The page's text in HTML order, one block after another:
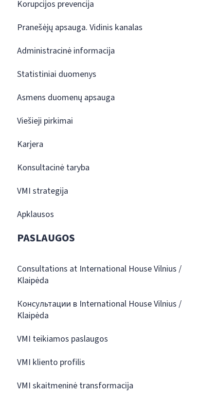
Korupcijos prevencija
Pranešėjų apsauga. Vidinis kanalas
Administracinė informacija
Statistiniai duomenys
Asmens duomenų apsauga
Viešieji pirkimai
Karjera
Konsultacinė taryba
VMI strategija
Apklausos
PASLAUGOS
Consultations at International House Vilnius /
Klaipėda
Консультации в International House Vilnius /
Klaipėda
VMI teikiamos paslaugos
VMI kliento profilis
VMI skaitmeninė transformacija